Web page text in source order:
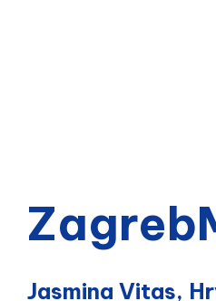
Jasmina Vitas,